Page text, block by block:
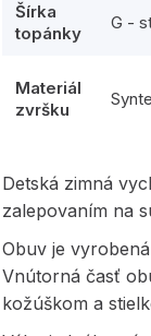
Šírka
topánky
G -
Materiál
zvršku
Detská zimná
zalepovaním na
Obuv je
Vnútorná časť
kožúškom a